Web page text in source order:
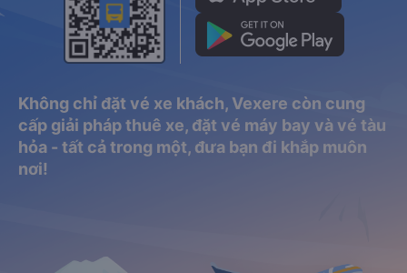
Không chỉ đặt vé xe khách, Vexere còn cung
cấp giải pháp thuê xe, đặt vé máy bay và vé tàu
hỏa - tất cả trong một, đưa bạn đi khắp muôn
nơi!